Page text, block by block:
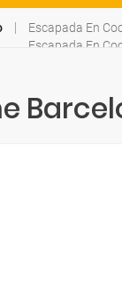
Escapada En
Escapada En